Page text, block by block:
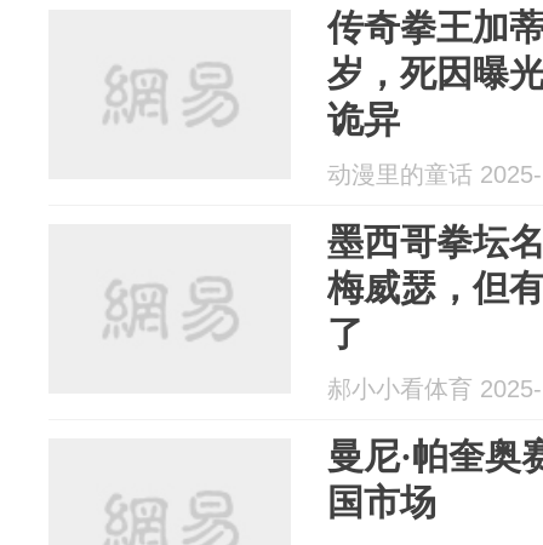
传奇拳王加
岁，死因曝
诡异
动漫里的童话
墨西哥拳坛
梅威瑟，但
了
郝小小看体育
曼尼·帕奎奥
国市场